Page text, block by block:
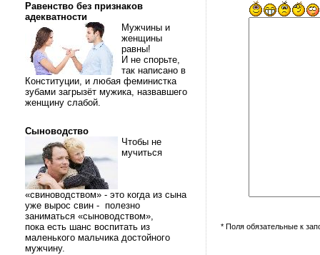
Равенство без признаков
адекватности
Мужчины и
женщины
равны!
И не спорьте,
так написано в
Конституции, и любая феминистка
зубами загрызёт мужика, назвавшего
женщину слабой.
Сыноводство
Чтобы не
мучиться
«свиноводством» - это когда из сына
уже вырос свин - полезно
заниматься «сыноводством»,
пока есть шанс воспитать из
маленького мальчика достойного
мужчину.
* Поля обязательные к